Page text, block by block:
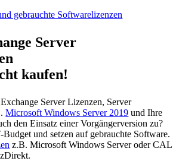
Server
kaufen!
Server Lizenzen, Server
Microsoft Windows Server 2019 und Ihre
den Einsatz einer Vorgängerversion zu?
und setzen auf gebrauchte Software.
z.B. Microsoft Windows Server oder CAL